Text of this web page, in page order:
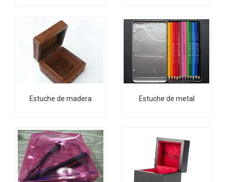
Estuche de madera Estuche de metal